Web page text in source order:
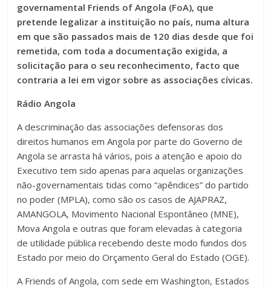
governamental Friends of Angola (FoA), que
pretende legalizar a instituição no país, numa altura
em que são passados mais de 120 dias desde que foi
remetida, com toda a documentação exigida, a
solicitação para o seu reconhecimento, facto que
contraria a lei em vigor sobre as associações cívicas.
Rádio Angola
A descriminação das associações defensoras dos
direitos humanos em Angola por parte do Governo de
Angola se arrasta há vários, pois a atenção e apoio do
Executivo tem sido apenas para aquelas organizações
não-governamentais tidas como “apêndices” do partido
no poder (MPLA), como são os casos de AJAPRAZ,
AMANGOLA, Movimento Nacional Espontâneo (MNE),
Mova Angola e outras que foram elevadas à categoria
de utilidade pública recebendo deste modo fundos dos
Estado por meio do Orçamento Geral do Estado (OGE).
A Friends of Angola, com sede em Washington, Estados